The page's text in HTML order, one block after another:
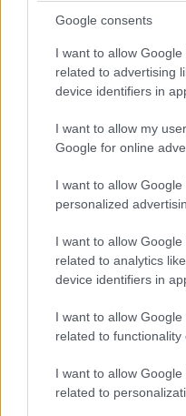
Google consents
I want to allow
related to advertising
device identifiers in
I want to allow my
Google for online
I want to allow
personalized
I want to allow
related to analytics
device identifiers in
I want to allow
related to functionality
I want to allow
related to
LIFESTYLE08·08·2026 19:12
Εριέττα Κούρκουλου
φιλιά με τον Βύρωνα